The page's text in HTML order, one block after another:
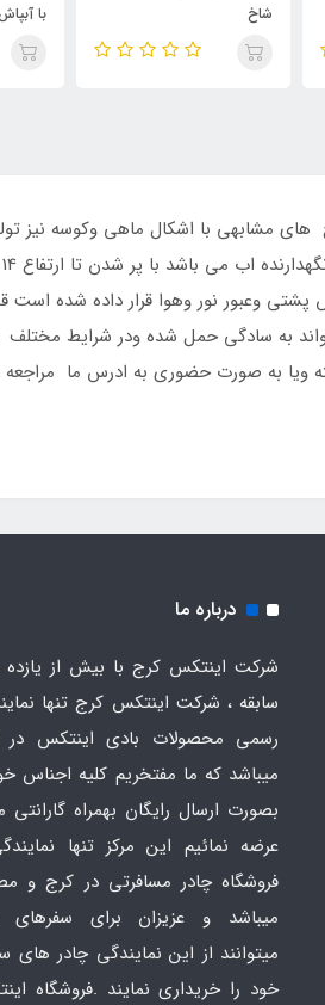
با آبپاش سرخود
با اشکال ماهی وکوسه نیز
وعبور نور وهوا قرار داده شده
استخر باوزن 2.8 کیلوگرمی که دارد می تواند به سادگی حمل
بادی کودک سایبان دار با شماره تلفن 09126389358 تماس گرفته ویا
درباره ما
شرکت اینتکس کرج با بیش از
سابقه ، شرکت اینتکس کرج تنها
رسمی محصولات بادی اینتکس در
میباشد که ما مفتخریم کلیه اجناس
بصورت ارسال رایگان بهمراه گارانتی
عرضه نمائیم این مرکز تنها
فروشگاه چادر مسافرتی در کرج و
میباشد و عزیزان برای سفرهای
میتوانند از این نمایندگی چادر های
خود را خریداری نمایند .فروشگاه